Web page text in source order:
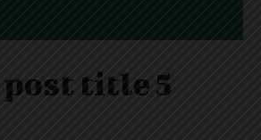
title 5